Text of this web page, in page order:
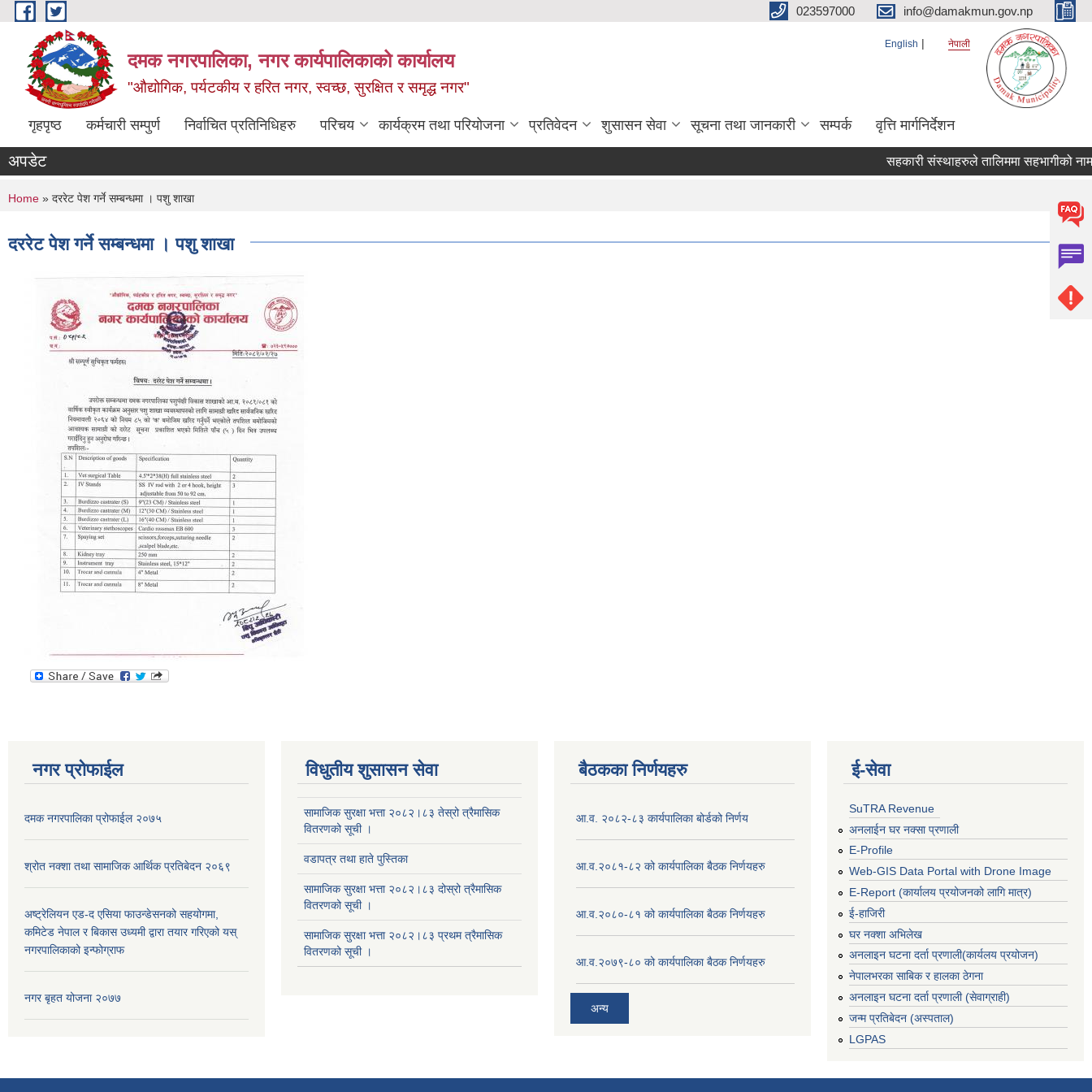
Skip to main content 023597000 info@damakmun.gov.np
दमक नगरपालिका, नगर कार्यपालिकाको कार्यालय
"औद्योगिक, पर्यटकीय र हरित नगर, स्वच्छ, सुरक्षित र समृद्ध नगर"
English नेपाली
गृहपृष्ठ कर्मचारी सम्पुर्ण निर्वाचित प्रतिनिधिहरु परिचय कार्यक्रम तथा परियोजना प्रतिवेदन शुसासन सेवा सूचना तथा जानकारी सम्पर्क वृत्ति मार्गनिर्देशन
अपडेट सहकारी संस्थाहरुले तालिममा सहभागीको नाम
You are here
Home » दररेट पेश गर्ने सम्बन्धमा । पशु शाखा
दररेट पेश गर्ने सम्बन्धमा । पशु शाखा
नगर प्रोफाईल
दमक नगरपालिका प्रोफाईल २०७५
श्रोत नक्शा तथा सामाजिक आर्थिक प्रतिबेदन २०६९
अष्ट्रेलियन एड-द एसिया फाउन्डेसनको सहयोगमा,
कमिटेड नेपाल र बिकास उध्यमी द्वारा तयार गरिएको यस्
नगरपालिकाको इन्फोग्राफ
नगर बृहत योजना २०७७
विधुतीय शुसासन सेवा
सामाजिक सुरक्षा भत्ता २०८२।८३ तेस्रो त्रैमासिक
वितरणको सूची ।
वडापत्र तथा हाते पुस्तिका
सामाजिक सुरक्षा भत्ता २०८२।८३ दोस्रो त्रैमासिक
वितरणको सूची ।
सामाजिक सुरक्षा भत्ता २०८२।८३ प्रथम त्रैमासिक
वितरणको सूची ।
बैठकका निर्णयहरु
आ.व. २०८२-८३ कार्यपालिका बोर्डको निर्णय
आ.व.२०८१-८२ को कार्यपालिका बैठक निर्णयहरु
आ.व.२०८०-८१ को कार्यपालिका बैठक निर्णयहरु
आ.व.२०७९-८० को कार्यपालिका बैठक निर्णयहरु
अन्य
ई‍-सेवा
SuTRA Revenue
अनलाईन घर नक्सा प्रणाली
E-Profile
Web-GIS Data Portal with Drone Image
E-Report (कार्यालय प्रयोजनको लागि मात्र)
ई-हाजिरी
घर नक्शा अभिलेख
अनलाइन घटना दर्ता प्रणाली(कार्यलय प्रयोजन)
नेपालभरका साबिक र हालका ठेगना
अनलाइन घटना दर्ता प्रणाली (सेवाग्राही)
जन्म प्रतिबेदन (अस्पताल)
LGPAS